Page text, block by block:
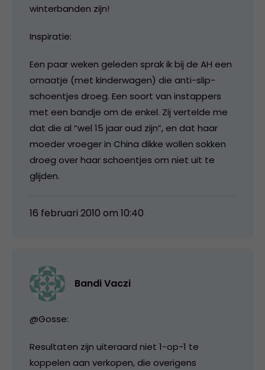
winterbanden zijn!
Inspiratie:
Een paar weken geleden sprak ik bij de AH een
omaatje (met kinderwagen) die anti-slip-
schoentjes droeg. Een soort van instappers
met een bandje om de enkel. Zij vertelde me
dat die al “wel 15 jaar oud zijn”, en dat haar
moeder vroeger in China dikke wollen sokken
droeg over haar schoentjes om niet uit te
glijden.
16 februari 2010 om 10:40
Bandi Vaczi
@Gosse:
Resultaten zijn uiteraard niet 1-op-1 te
koppelen aan verkopen, die overigens